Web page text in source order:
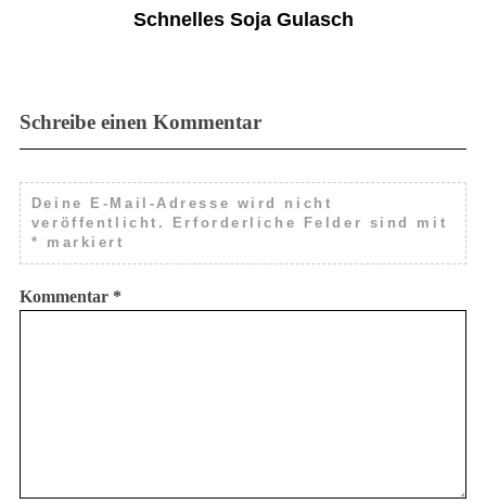
Schnelles Soja Gulasch
Schreibe einen Kommentar
Deine E-Mail-Adresse wird nicht
veröffentlicht.
Erforderliche Felder sind mit
*
markiert
Kommentar *